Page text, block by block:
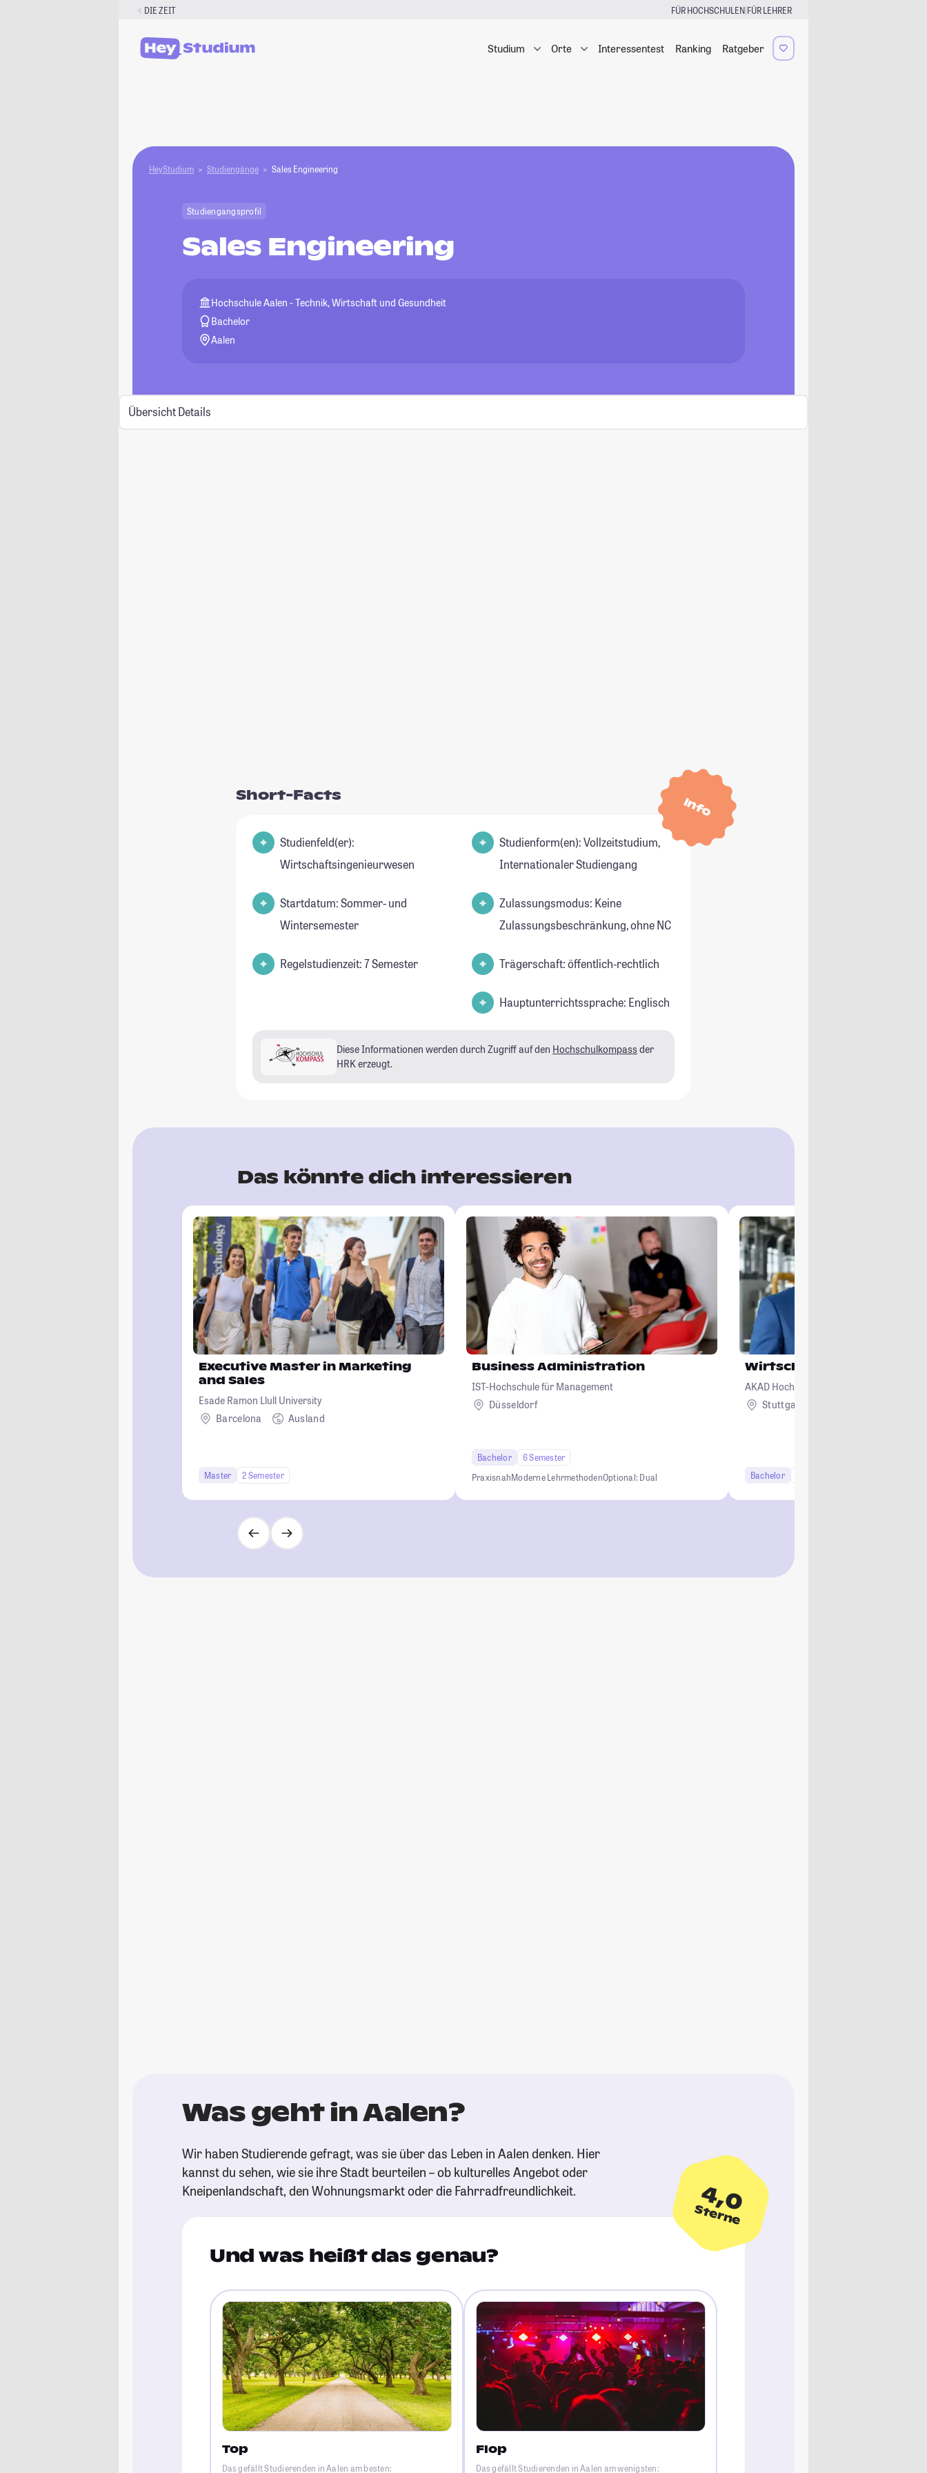
DIE ZEIT FÜR HOCHSCHULEN|FÜR LEHRER
Studium Orte Interessentest Ranking Ratgeber
HeyStudium Studiengänge Sales Engineering
Studiengangsprofil
Sales Engineering
Hochschule Aalen - Technik, Wirtschaft und Gesundheit
Bachelor
Aalen
Übersicht Details
Info
Short-Facts
Studienfeld(er):
Wirtschaftsingenieurwesen
Startdatum: Sommer- und
Wintersemester
Regelstudienzeit: 7 Semester
Studienform(en): Vollzeitstudium,
Internationaler Studiengang
Zulassungsmodus: Keine
Zulassungsbeschränkung, ohne NC
Trägerschaft: öffentlich-rechtlich
Hauptunterrichtssprache: Englisch
Diese Informationen werden durch Zugriff auf den Hochschulkompass der
HRK erzeugt.
Das könnte dich interessieren
Executive Master in Marketing
and Sales
Esade Ramon Llull University
Barcelona
Ausland
Master 2 Semester
Business Administration
IST-Hochschule für Management
Düsseldorf
Bachelor
6 Semester
PraxisnahModerne LehrmethodenOptional: Dual
AKAD Hochschule Stuttgart - staatlich
Stuttgart
Bachelor
Was geht in Aalen?
Wir haben Studierende gefragt, was sie über das Leben in Aalen denken. Hier
kannst du sehen, wie sie ihre Stadt beurteilen – ob kulturelles Angebot oder
Kneipenlandschaft, den Wohnungsmarkt oder die Fahrradfreundlichkeit.
4,0
Sterne
Und was heißt das genau?
Top
Das gefällt Studierenden in Aalen am besten:
Flop
Das gefällt Studierenden in Aalen am wenigsten: